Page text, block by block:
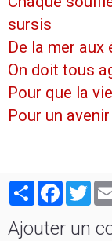
sursis
De la mer aux
On doit tous
Pour que la
Pour un
Partager
Ajouter un